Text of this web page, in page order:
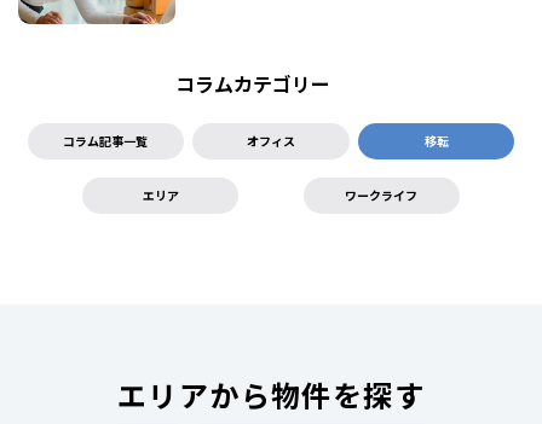
コラムカテゴリー
コラム記事一覧 オフィス 移転
エリア ワークライフ
エリアから物件を探す